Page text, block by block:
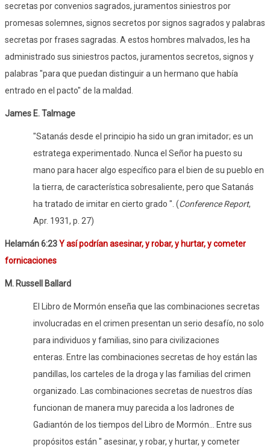
secretas por convenios sagrados, juramentos siniestros por
promesas solemnes, signos secretos por signos sagrados y palabras
secretas por frases sagradas. A estos hombres malvados, les ha
administrado sus siniestros pactos, juramentos secretos, signos y
palabras "para que puedan distinguir a un hermano que había
entrado en el pacto" de la maldad.
James E. Talmage
"Satanás desde el principio ha sido un gran imitador; es un
estratega experimentado. Nunca el Señor ha puesto su
mano para hacer algo específico para el bien de su pueblo en
la tierra, de característica sobresaliente, pero que Satanás
ha tratado de imitar en cierto grado ". (Conference Report,
Apr. 1931, p. 27)
Helamán 6:23Y así podrían asesinar, y robar, y hurtar, y cometer
fornicaciones
M. Russell Ballard
El Libro de Mormón enseña que las combinaciones secretas
involucradas en el crimen presentan un serio desafío, no solo
para individuos y familias, sino para civilizaciones
enteras. Entre las combinaciones secretas de hoy están las
pandillas, los carteles de la droga y las familias del crimen
organizado. Las combinaciones secretas de nuestros días
funcionan de manera muy parecida a los ladrones de
Gadiantón de los tiempos del Libro de Mormón... Entre sus
propósitos están " asesinar, y robar, y hurtar, y cometer